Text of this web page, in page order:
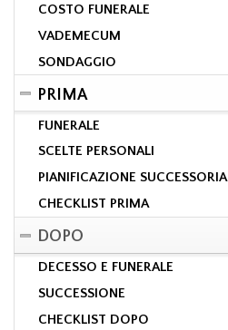
COSTO FUNERALE
VADEMECUM
SONDAGGIO
PRIMA
FUNERALE
SCELTE PERSONALI
PIANIFICAZIONE SUCCESSORIA
CHECKLIST PRIMA
DOPO
DECESSO E FUNERALE
SUCCESSIONE
CHECKLIST DOPO